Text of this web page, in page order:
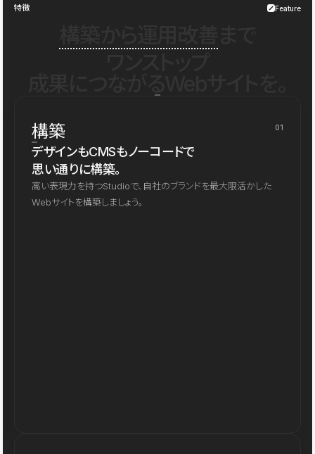
特徴 Feature
構築 01
デザインもCMSもノーコードで
思い通りに構築。
高い表現力を持つStudioで、自社のブランドを最大限活かした
Webサイトを構築しましょう。